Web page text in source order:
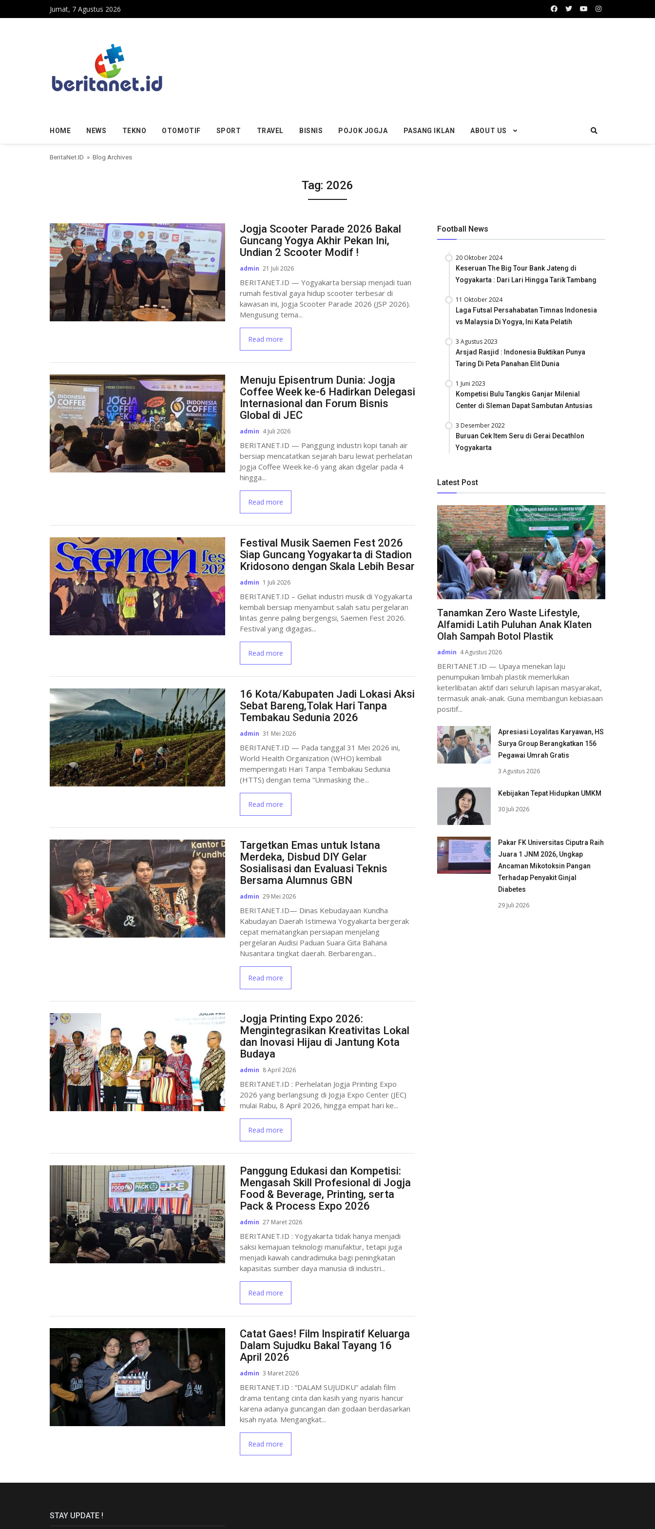
Skip to contentJumat, 7 Agustus 2026
HOME NEWS TEKNO OTOMOTIF SPORT TRAVEL BISNIS POJOK JOGJA PASANG IKLAN ABOUT US
BeritaNet.ID » Blog Archives
Tag: 2026
Jogja Scooter Parade 2026 Bakal
Guncang Yogya Akhir Pekan Ini,
Undian 2 Scooter Modif !
admin 21 Juli 2026
BERITANET.ID — Yogyakarta bersiap menjadi tuan
rumah festival gaya hidup scooter terbesar di
kawasan ini, Jogja Scooter Parade 2026 (JSP 2026).
Mengusung tema...
Read more
Menuju Episentrum Dunia: Jogja
Coffee Week ke-6 Hadirkan Delegasi
Internasional dan Forum Bisnis
Global di JEC
admin 4 Juli 2026
BERITANET.ID — Panggung industri kopi tanah air
bersiap mencatatkan sejarah baru lewat perhelatan
Jogja Coffee Week ke-6 yang akan digelar pada 4
hingga...
Read more
Festival Musik Saemen Fest 2026
Siap Guncang Yogyakarta di Stadion
Kridosono dengan Skala Lebih Besar
admin 1 Juli 2026
BERITANET.ID – Geliat industri musik di Yogyakarta
kembali bersiap menyambut salah satu pergelaran
lintas genre paling bergengsi, Saemen Fest 2026.
Festival yang digagas...
Read more
16 Kota/Kabupaten Jadi Lokasi Aksi
Sebat Bareng,Tolak Hari Tanpa
Tembakau Sedunia 2026
admin 31 Mei 2026
BERITANET.ID — Pada tanggal 31 Mei 2026 ini,
World Health Organization (WHO) kembali
memperingati Hari Tanpa Tembakau Sedunia
(HTTS) dengan tema “Unmasking the...
Read more
Targetkan Emas untuk Istana
Merdeka, Disbud DIY Gelar
Sosialisasi dan Evaluasi Teknis
Bersama Alumnus GBN
admin 29 Mei 2026
BERITANET.ID— Dinas Kebudayaan Kundha
Kabudayan Daerah Istimewa Yogyakarta bergerak
cepat mematangkan persiapan menjelang
pergelaran Audisi Paduan Suara Gita Bahana
Nusantara tingkat daerah. Berbarengan...
Read more
Jogja Printing Expo 2026:
Mengintegrasikan Kreativitas Lokal
dan Inovasi Hijau di Jantung Kota
Budaya
admin 8 April 2026
BERITANET.ID : Perhelatan Jogja Printing Expo
2026 yang berlangsung di Jogja Expo Center (JEC)
mulai Rabu, 8 April 2026, hingga empat hari ke...
Read more
Panggung Edukasi dan Kompetisi:
Mengasah Skill Profesional di Jogja
Food & Beverage, Printing, serta
Pack & Process Expo 2026
admin 27 Maret 2026
BERITANET.ID : Yogyakarta tidak hanya menjadi
saksi kemajuan teknologi manufaktur, tetapi juga
menjadi kawah candradimuka bagi peningkatan
kapasitas sumber daya manusia di industri...
Read more
Catat Gaes! Film Inspiratif Keluarga
Dalam Sujudku Bakal Tayang 16
April 2026
admin 3 Maret 2026
BERITANET.ID : “DALAM SUJUDKU” adalah film
drama tentang cinta dan kasih yang nyaris hancur
karena adanya guncangan dan godaan berdasarkan
kisah nyata. Mengangkat...
Read more
Football News
20 Oktober 2024
Keseruan The Big Tour Bank Jateng di
Yogyakarta : Dari Lari Hingga Tarik Tambang
11 Oktober 2024
Laga Futsal Persahabatan Timnas Indonesia
vs Malaysia Di Yogya, Ini Kata Pelatih
3 Agustus 2023
Arsjad Rasjid : Indonesia Buktikan Punya
Taring Di Peta Panahan Elit Dunia
1 Juni 2023
Kompetisi Bulu Tangkis Ganjar Milenial
Center di Sleman Dapat Sambutan Antusias
3 Desember 2022
Buruan Cek Item Seru di Gerai Decathlon
Yogyakarta
Latest Post
Tanamkan Zero Waste Lifestyle,
Alfamidi Latih Puluhan Anak Klaten
Olah Sampah Botol Plastik
admin 4 Agustus 2026
BERITANET.ID — Upaya menekan laju
penumpukan limbah plastik memerlukan
keterlibatan aktif dari seluruh lapisan masyarakat,
termasuk anak-anak. Guna membangun kebiasaan
positif...
Apresiasi Loyalitas Karyawan, HS
Surya Group Berangkatkan 156
Pegawai Umrah Gratis
3 Agustus 2026
Kebijakan Tepat Hidupkan UMKM
30 Juli 2026
Pakar FK Universitas Ciputra Raih
Juara 1 JNM 2026, Ungkap
Ancaman Mikotoksin Pangan
Terhadap Penyakit Ginjal
Diabetes
29 Juli 2026
STAY UPDATE !